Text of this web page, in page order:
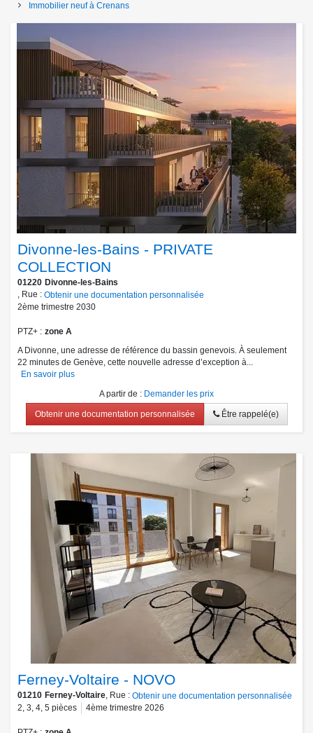
Immobilier neuf à Crenans
Divonne-les-Bains - PRIVATE
COLLECTION
01220 Divonne-les-Bains
, Rue : Obtenir une documentation personnalisée
2ème trimestre 2030
PTZ+
zone A
A Divonne, une adresse de référence du bassin genevois. À seulement
22 minutes de Genève, cette nouvelle adresse d’exception à...
En savoir plus
A partir de : Demander les prix
Obtenir une documentation personnalisée Être rappelé(e)
Ferney-Voltaire - NOVO
01210 Ferney-Voltaire, Rue : Obtenir une documentation personnalisée
2, 3, 4, 5 pièces 4ème trimestre 2026